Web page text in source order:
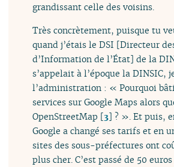
grandissant celle des voisins.
Très concrètement, puisque tu
quand j’étais le DSI [Directeur
d’Information de l’État] de la
s’appelait à l’époque la DINSIC,
l’administration : « Pourquoi
services sur Google Maps alors
OpenStreetMap [3] ? ». Et puis,
Google a changé ses tarifs et en
sites des sous-préfectures ont
plus cher. C’est passé de 50